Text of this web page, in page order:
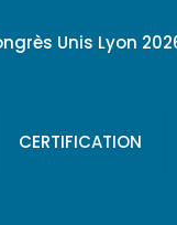
Unis Lyon
CERTIFICATION